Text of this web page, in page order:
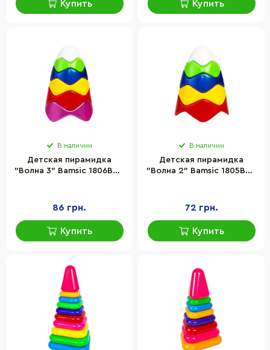
Купить Купить
В наличии
Детская пирамидка
"Волна 3" Bamsic 1806BMS
86 грн.
Купить
В наличии
Детская пирамидка
"Волна 2" Bamsic 1805BMS
72 грн.
Купить